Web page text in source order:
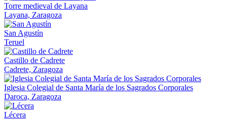
Torre medieval de Layana
Layana, Zaragoza
San Agustín
Teruel
Castillo de Cadrete
Cadrete, Zaragoza
Iglesia Colegial de Santa María de los Sagrados Corporales
Daroca, Zaragoza
Lécera